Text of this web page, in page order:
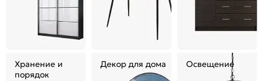
Хранение и
порядок
Декор для дома Освещение